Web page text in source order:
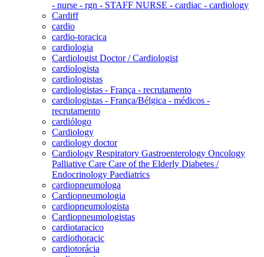
- nurse - rgn - STAFF NURSE - cardiac - cardiology
Cardiff
cardio
cardio-toracica
cardiologia
Cardiologist Doctor / Cardiologist
cardiologista
cardiologistas
cardiologistas - França - recrutamento
cardiologistas - França/Bélgica - médicos -
recrutamento
cardiólogo
Cardiology
cardiology doctor
Cardiology Respiratory Gastroenterology Oncology
Palliative Care Care of the Elderly Diabetes /
Endocrinology Paediatrics
cardiopneumologa
Cardiopneumologia
cardiopneumologista
Cardiopneumologistas
cardiotaracico
cardiothoracic
cardiotorácia